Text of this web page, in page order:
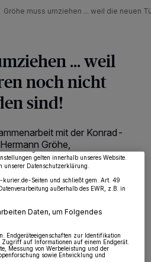
Gröhe muss umziehen ... weil die neuen
... weil
noch nicht
sind!
mit der Konrad-
Gröhe,
Abgeordneter (Foto), die
Schloss-Gespräche“
soll das nächste Folgen.
auf Ihrem Gerät zu. Durch Auswahl
für die unter „Wir und unsere
für Sie. Sie können dieses Menü jederzeit
zu ändern oder Ihre Einwilligung zu
oder Ablehnen am unteren
gelten innerhalb unseres Website.
unserer Datenschutzerklärung.
kurier.de-Seiten und schließt gem. Art. 49
außerhalb des EWR, z.B. in
Daten, um Folgendes
Endgeräteeigenschaften zur Identifikation
auf Informationen auf einem Endgerät.
Messung von Werbeleistung und der
sowie Entwicklung und